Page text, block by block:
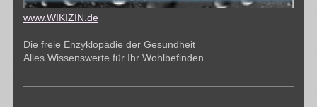
www.WIKIZIN.de
Die freie Enzyklopädie der Gesundheit
Alles Wissenswerte für Ihr Wohlbefinden